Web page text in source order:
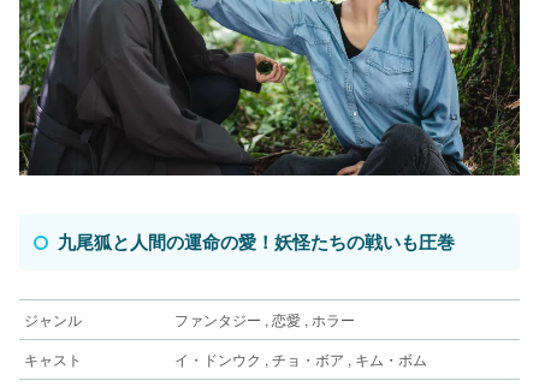
九尾狐と人間の運命の愛！妖怪たちの戦いも圧巻
ジャンル
ファンタジー , 恋愛 , ホラー
キャスト
イ・ドンウク , チョ・ボア , キム・ボム